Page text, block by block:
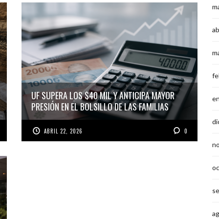
UF SUPERA LOS $40 MIL Y ANTICIPA MAYOR
PRESIÓN EN EL BOLSILLO DE LAS FAMILIAS
ABRIL 22, 2026 0